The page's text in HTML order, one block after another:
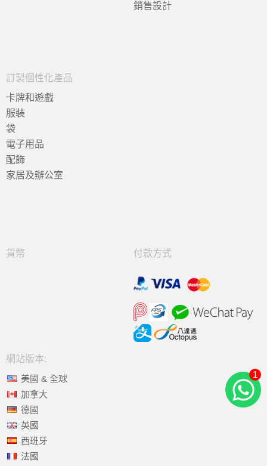
銷售設計
訂製個性化產品
卡牌和遊戲
服裝
袋
電子用品
配飾
家居及辦公室
貨幣 付款方式
網站版本:
美國 & 全球
加拿大
德國
英國
西班牙
法國
1